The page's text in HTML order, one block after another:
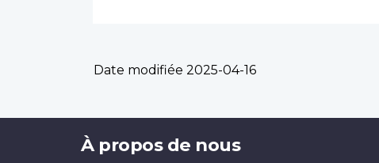
Date modifiée 2025-04-16
Brand
À propos de nous